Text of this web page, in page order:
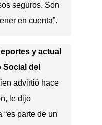
seguros. Son
en cuenta”.
y actual
del
advirtió hace
le dijo
parte de un